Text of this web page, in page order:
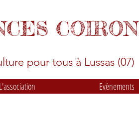
COIRON
pour tous à Lussas (07)
L'association Evènements